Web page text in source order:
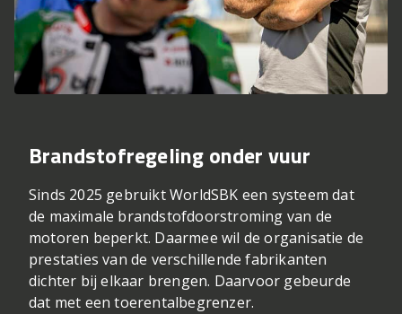
Brandstofregeling onder vuur
Sinds 2025 gebruikt WorldSBK een systeem dat
de maximale brandstofdoorstroming van de
motoren beperkt. Daarmee wil de organisatie de
prestaties van de verschillende fabrikanten
dichter bij elkaar brengen. Daarvoor gebeurde
dat met een toerentalbegrenzer.